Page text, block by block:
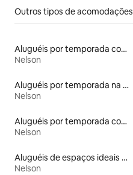
Outros tipos de acomodações
Aluguéis por temporada com suítes privativas
Nelson
Aluguéis por temporada na orla
Nelson
Aluguéis por temporada com banheira de hidromassagem
Nelson
Aluguéis de espaços ideais para famílias
Nelson